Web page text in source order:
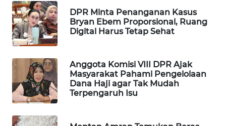
DPR Minta Penanganan Kasus
Bryan Ebem Proporsional, Ruang
Digital Harus Tetap Sehat
Anggota Komisi VIII DPR Ajak
Masyarakat Pahami Pengelolaan
Dana Haji agar Tak Mudah
Terpengaruh Isu
Network
KONSUMEN
LISTRIK
MASYARAKAT
KELISTRIKAN
WALINKI
ID